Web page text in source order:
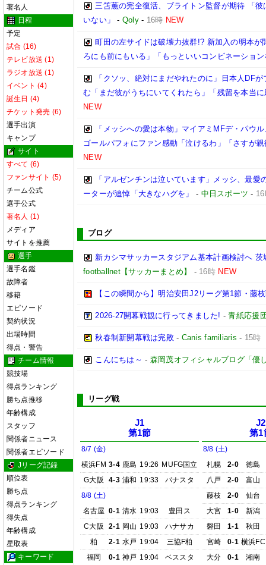
著名人
日程
予定
試合 (16)
テレビ放送 (1)
ラジオ放送 (1)
イベント (4)
誕生日 (4)
チケット発売 (6)
選手出演
キャンプ
サイト
すべて (6)
ファンサイト (5)
チーム公式
選手公式
著名人 (1)
メディア
サイトを推薦
選手
選手名鑑
故障者
移籍
エピソード
契約状況
出場時間
得点・警告
チーム情報
競技場
得点ランキング
勝ち点推移
年齢構成
スタッフ
関係者ニュース
関係者エピソード
Jリーグ記録
順位表
勝ち点
得点ランキング
得失点
年齢構成
星取表
キーワード
三笘薫の完全復活、ブライトン監督が期待 「
いない」
- Qoly- 16時 NEW
町田の左サイドは破壊力抜群!? 新加入の明本
ろにも前にもいる」「もっといいコンビネーショ
「クソッ、絶対にまだやれたのに」日本人DF
む「まだ彼がうちにいてくれたら」「残留を本当
NEW
「メッシへの愛は本物」マイアミMFデ・パウ
ゴールパフォにファン感動「泣けるわ」「さすが
NEW
「アルゼンチンは泣いています」メッシ、最
ーターが追悼「大きなハグを」
- 中日スポーツ -
ブログ
新カシマサッカースタジアム基本計画検討へ
footballnet【サッカーまとめ】
- 16時 NEW
【この瞬間から】明治安田J2リーグ第1節・藤
2026-27開幕戦観に行ってきました! -青紙応援
秋春制新開幕戦は完敗- Canis familiaris - 15時
こんにちは～ - 森岡茂オフィシャルブログ「優
リーグ戦
J1
第1節
8/7 (金)
横浜FM 3-4 鹿島 19:26 MUFG国立
G大阪
4-3 浦和 19:33
パナスタ
8/8 (土)
名古屋 0-1 清水 19:03
豊田ス
C大阪
2-1 岡山 19:03
ハナサカ
柏
2-1 水戸 19:04
三協F柏
福岡
0-1 神戸 19:04
ベススタ
J2
第1
8/8 (土)
札幌
2-0
徳島
八戸
2-0
富山
藤枝
2-0
仙台
大宮
1-0
新潟
磐田
1-1
秋田
宮崎
0-1 横浜FC
大分
0-1
湘南